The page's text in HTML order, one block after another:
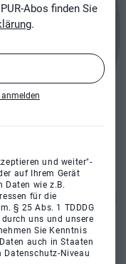
Abos finden Sie
.
anmelden
und weiter"-
auf Ihrem Gerät
Daten wie z.B.
für die
§ 25 Abs. 1 TDDDG
uns und unsere
Sie Kenntnis
auch in Staaten
Datenschutz-Niveau